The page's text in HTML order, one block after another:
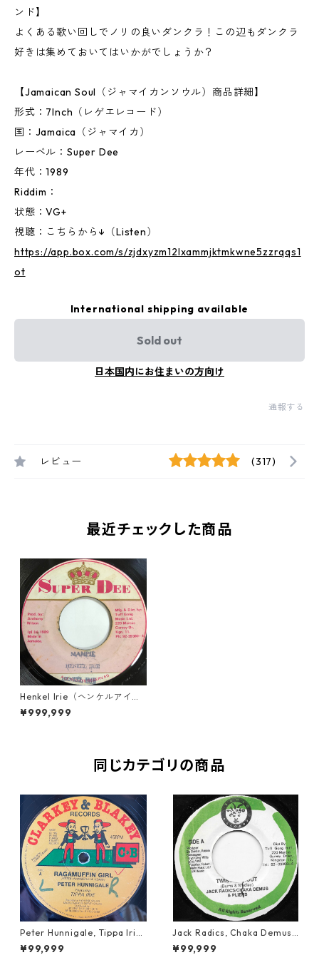
ンド】
よくある歌い回しでノリの良いダンクラ！この辺もダンクラ
好きは集めておいてはいかがでしょうか？
【Jamaican Soul（ジャマイカンソウル）商品詳細】
形式：7Inch（レゲエレコード）
国：Jamaica（ジャマイカ）
レーベル：Super Dee
年代：1989
Riddim：
状態：VG+
視聴：こちらから↓（Listen）
https://app.box.com/s/zjdxyzm12lxammjktmkwne5zzrqqs1
ot
International shipping available
Sold out
日本国内にお住まいの方向け
通報する
レビュー (317)
最近チェックした商品
Henkel Irie（ヘンケルアイリ
ー） - Mampie【7-20049】
¥999,999
同じカテゴリの商品
Peter Hunnigale, Tippa Irie
- Raggamuffin Girl【12-50
045】
¥99,999
Jack Radics, Chaka Demus
& Pliers - Twist And Shout
【7-21830】
¥99,999